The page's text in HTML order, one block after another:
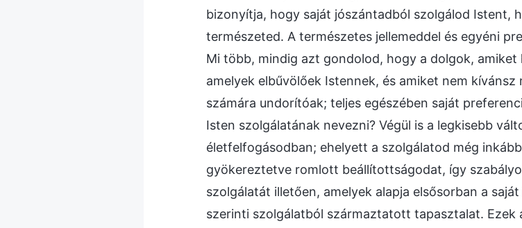
bizonyítja, hogy saját jószántadból szolgálod Istent,
természeted. A természetes jellemeddel és egyéni
Mi több, mindig azt gondolod, hogy a dolgok,
amelyek elbűvölőek Istennek, és amiket nem
számára undorítóak; teljes egészében saját
Isten szolgálatának nevezni? Végül is a legkisebb
életfelfogásodban; ehelyett a szolgálatod még
gyökereztetve romlott beállítottságodat, így
szolgálatát illetően, amelyek alapja elsősorban a
szerinti szolgálatból származtatott tapasztalat. Ezek